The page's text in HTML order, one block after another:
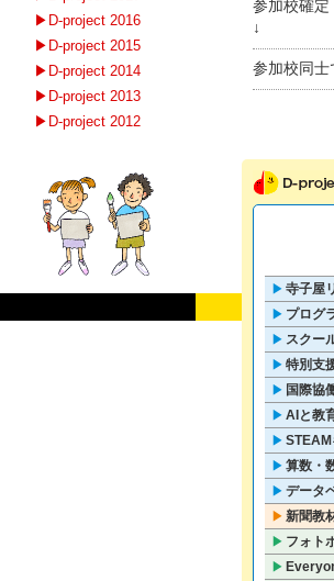
▶D-project 2016
▶D-project 2015
▶D-project 2014
▶D-project 2013
▶D-project 2012
参加校確定
↓
参加校同士
▶ 寺子屋
▶ プログ
▶ スクー
▶ 特別支
▶ 国際協
▶ AIと教
▶ STEAM
▶ 算数・
▶ データ
▶ 新聞教
▶ フォト
▶